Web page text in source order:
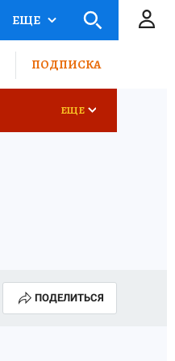
ЕЩЕ
ПОДПИСКА
ЕЩЕ
ПОДЕЛИТЬСЯ